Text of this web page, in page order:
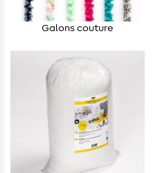
Galons couture